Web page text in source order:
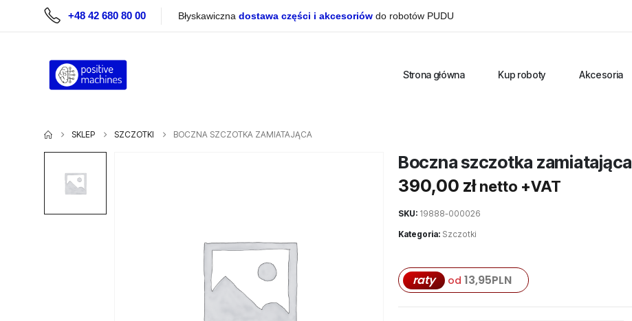
+48 42 680 80 00 Błyskawiczna dostawa części i akcesoriów do robotów PUDU
Strona główna Kup roboty Akcesoria
SKLEP SZCZOTKI BOCZNA SZCZOTKA ZAMIATAJĄCA
Boczna szczotka zamiatająca
390,00 zł netto +VAT
SKU: 19888-000026
Kategoria: Szczotki
raty od 13,95PLN